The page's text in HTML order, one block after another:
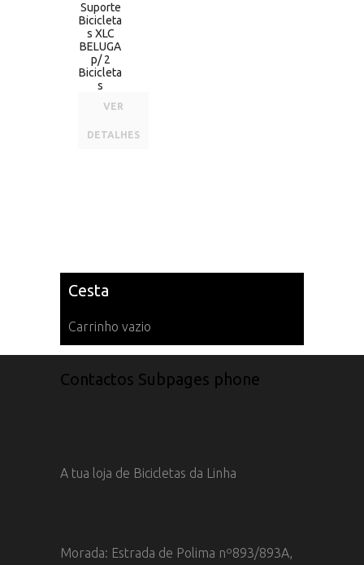
Suporte
Bicicleta
s XLC
BELUGA
p/ 2
Bicicleta
s
VER
DETALHES
Cesta
Carrinho vazio
Contactos Subpages phone
A tua loja de Bicicletas da Linha
Morada: Estrada de Polima nº893/893A,